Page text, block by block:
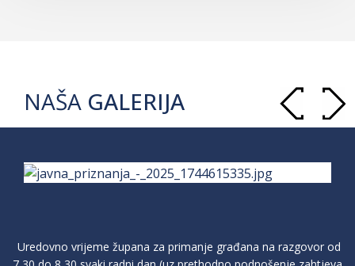
NAŠA GALERIJA
Uredovno vrijeme župana za primanje građana na razgovor od